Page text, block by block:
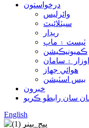
درخواستون
وائرليس
سيٽلائيٽ
ريڊار
ٽيسٽ ۽ ماپ
ڪميونيڪيشن
اوزار ۽ سامان
هوائي جهاز
بيس اسٽيشن
خبرون
سان رابطو ڪريو
English